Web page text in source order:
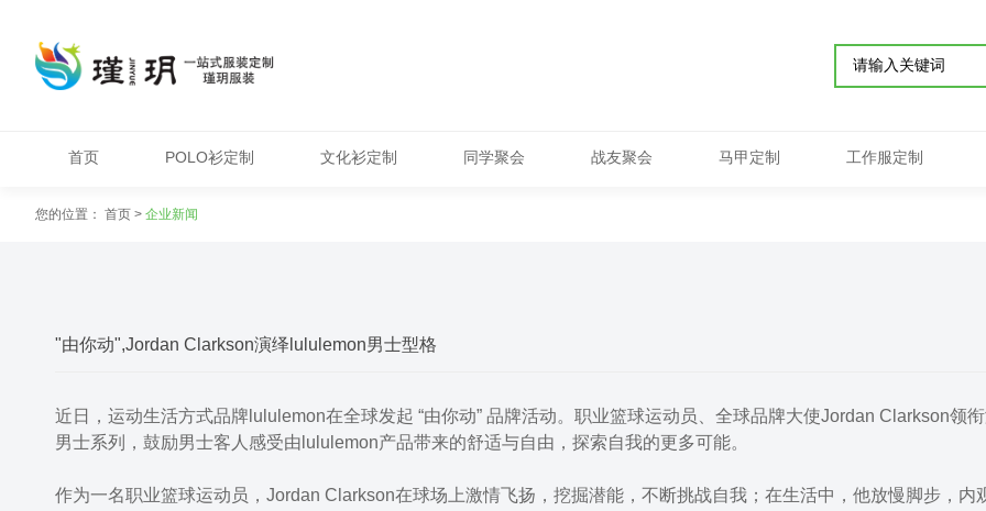
首页 POLO衫定制 文化衫定制 同学聚会 战友聚会 马甲定制 工作服定制
您的位置： 首页 > 企业新闻
"由你动",Jordan Clarkson演绎lululemon男士型格
近日，运动生活方式品牌lululemon在全球发起 “由你动” 品牌活动。职业篮球运动员、全球品牌大使Jordan Clarkson领
男士系列，鼓励男士客人感受由lululemon产品带来的舒适与自由，探索自我的更多可能。
作为一名职业篮球运动员，Jordan Clarkson在球场上激情飞扬，挖掘潜能，不断挑战自我；在生活中，他放慢脚步，内